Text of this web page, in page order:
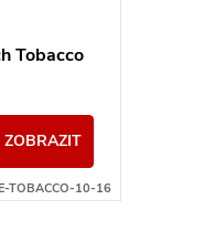
Tobacco
ZOBRAZIT
TOBACCO-10-16